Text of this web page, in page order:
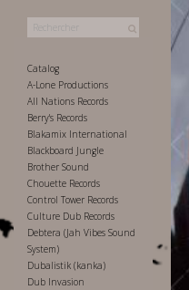
Catalog
A-Lone Productions
All Nations Records
Berry's Records
Blakamix International
Blackboard Jungle
Brother Sound
Chouette Records
Control Tower Records
Culture Dub Records
Debtera (Jah Vibes Sound
System)
Dubalistik (kanka)
Dub Invasion